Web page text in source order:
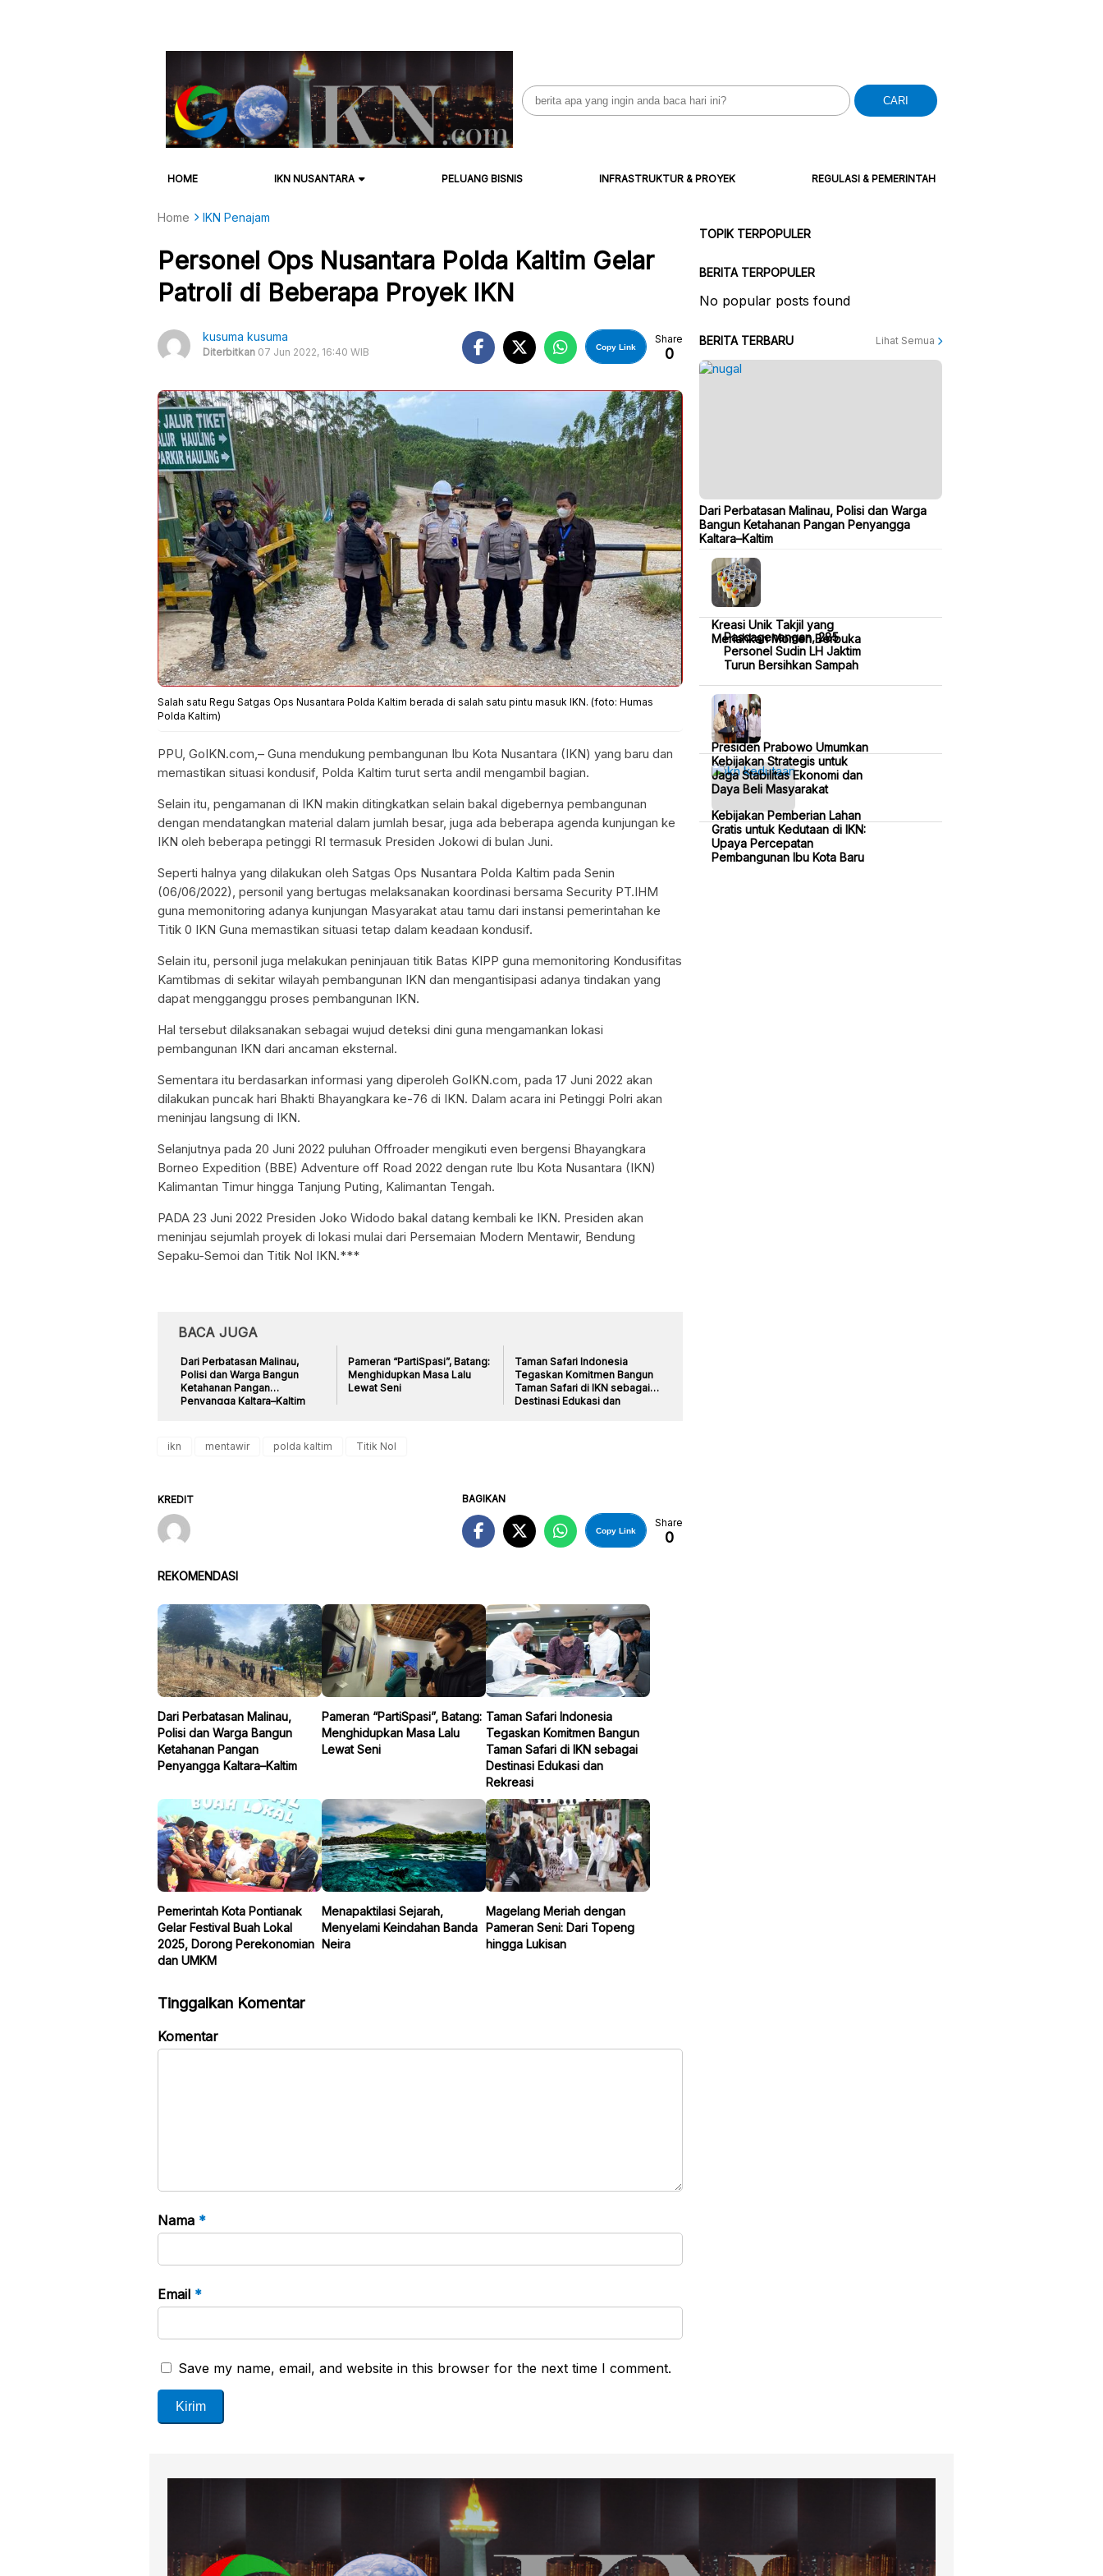
Search
for:
CARI
HOME IKN NUSANTARA PELUANG BISNIS INFRASTRUKTUR & PROYEK REGULASI & PEMERINTAH
Home IKN Penajam
Personel Ops Nusantara Polda Kaltim Gelar
Patroli di Beberapa Proyek IKN
kusuma kusuma
Diterbitkan 07 Jun 2022, 16:40 WIB Copy Link
Share
0
Salah satu Regu Satgas Ops Nusantara Polda Kaltim berada di salah satu pintu masuk IKN. (foto: Humas
Polda Kaltim)
PPU, GoIKN.com,– Guna mendukung pembangunan Ibu Kota Nusantara (IKN) yang baru dan
memastikan situasi kondusif, Polda Kaltim turut serta andil mengambil bagian.
Selain itu, pengamanan di IKN makin ditingkatkan selain bakal digebernya pembangunan
dengan mendatangkan material dalam jumlah besar, juga ada beberapa agenda kunjungan ke
IKN oleh beberapa petinggi RI termasuk Presiden Jokowi di bulan Juni.
Seperti halnya yang dilakukan oleh Satgas Ops Nusantara Polda Kaltim pada Senin
(06/06/2022), personil yang bertugas melaksanakan koordinasi bersama Security PT.IHM
guna memonitoring adanya kunjungan Masyarakat atau tamu dari instansi pemerintahan ke
Titik 0 IKN Guna memastikan situasi tetap dalam keadaan kondusif.
Selain itu, personil juga melakukan peninjauan titik Batas KIPP guna memonitoring Kondusifitas
Kamtibmas di sekitar wilayah pembangunan IKN dan mengantisipasi adanya tindakan yang
dapat mengganggu proses pembangunan IKN.
Hal tersebut dilaksanakan sebagai wujud deteksi dini guna mengamankan lokasi
pembangunan IKN dari ancaman eksternal.
Sementara itu berdasarkan informasi yang diperoleh GoIKN.com, pada 17 Juni 2022 akan
dilakukan puncak hari Bhakti Bhayangkara ke-76 di IKN. Dalam acara ini Petinggi Polri akan
meninjau langsung di IKN.
Selanjutnya pada 20 Juni 2022 puluhan Offroader mengikuti even bergensi Bhayangkara
Borneo Expedition (BBE) Adventure off Road 2022 dengan rute Ibu Kota Nusantara (IKN)
Kalimantan Timur hingga Tanjung Puting, Kalimantan Tengah.
PADA 23 Juni 2022 Presiden Joko Widodo bakal datang kembali ke IKN. Presiden akan
meninjau sejumlah proyek di lokasi mulai dari Persemaian Modern Mentawir, Bendung
Sepaku-Semoi dan Titik Nol IKN.***
BACA JUGA
Dari Perbatasan Malinau,
Polisi dan Warga Bangun
Ketahanan Pangan
Penyangga Kaltara–Kaltim
Pameran “PartiSpasi”, Batang:
Menghidupkan Masa Lalu
Lewat Seni
Taman Safari Indonesia
Tegaskan Komitmen Bangun
Taman Safari di IKN sebagai
Destinasi Edukasi dan
ikn mentawir polda kaltim Titik Nol
KREDIT BAGIKAN
Copy Link
Share
0
REKOMENDASI
Dari Perbatasan Malinau,
Polisi dan Warga Bangun
Ketahanan Pangan
Penyangga Kaltara–Kaltim
Pameran “PartiSpasi”, Batang:
Menghidupkan Masa Lalu
Lewat Seni
Taman Safari Indonesia
Tegaskan Komitmen Bangun
Taman Safari di IKN sebagai
Destinasi Edukasi dan
Rekreasi
Pemerintah Kota Pontianak
Gelar Festival Buah Lokal
2025, Dorong Perekonomian
dan UMKM
Menapaktilasi Sejarah,
Menyelami Keindahan Banda
Neira
Magelang Meriah dengan
Pameran Seni: Dari Topeng
hingga Lukisan
Tinggalkan Komentar
Komentar
Nama *
Email *
Save my name, email, and website in this browser for the next time I comment.
TOPIK TERPOPULER
BERITA TERPOPULER
No popular posts found
BERITA TERBARU Lihat Semua
Dari Perbatasan Malinau, Polisi dan Warga
Bangun Ketahanan Pangan Penyangga
Kaltara–Kaltim
Kreasi Unik Takjil yang
Meriahkan Momen Berbuka
Pascagenangan, 285
Personel Sudin LH Jaktim
Turun Bersihkan Sampah
Presiden Prabowo Umumkan
Kebijakan Strategis untuk
Jaga Stabilitas Ekonomi dan
Daya Beli Masyarakat
Kebijakan Pemberian Lahan
Gratis untuk Kedutaan di IKN:
Upaya Percepatan
Pembangunan Ibu Kota Baru